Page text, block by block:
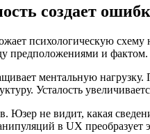
создает
психологическую
предположениями и
ментальную
Усталость
Юзер не видит, какая
в UX